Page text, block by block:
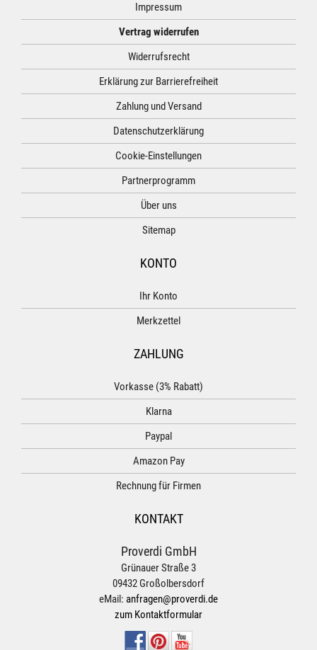
Impressum
Vertrag widerrufen
Widerrufsrecht
Erklärung zur Barrierefreiheit
Zahlung und Versand
Datenschutzerklärung
Cookie-Einstellungen
Partnerprogramm
Über uns
Sitemap
KONTO
Ihr Konto
Merkzettel
ZAHLUNG
Vorkasse (3% Rabatt)
Klarna
Paypal
Amazon Pay
Rechnung für Firmen
KONTAKT
Proverdi GmbH
Grünauer Straße 3
09432 Großolbersdorf
eMail: anfragen@proverdi.de
zum Kontaktformular